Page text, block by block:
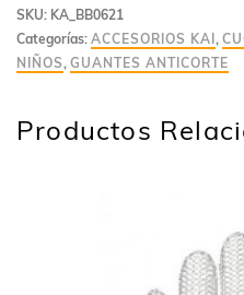
SKU: KA_BB0621
Categorías: ACCESORIOS KAI ,
NIÑOS , GUANTES ANTICORTE
Productos